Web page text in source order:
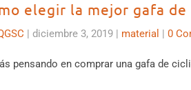
elegir la mejor gafa de
| diciembre 3, 2019 | material | 0
pensando en comprar una gafa de